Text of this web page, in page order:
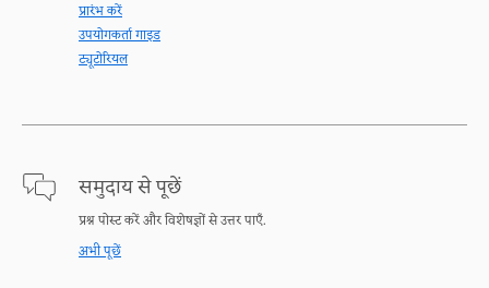
प्रारंभ करें
उपयोगकर्ता गाइड
ट्यूटोरियल
समुदाय से पूछें
प्रश्न पोस्ट करें और विशेषज्ञों से उत्तर पाएँ.
अभी पूछें